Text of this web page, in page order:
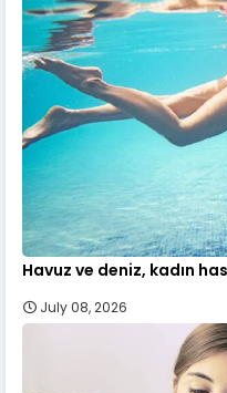
Havuz ve deniz, kadın
July 08, 2026